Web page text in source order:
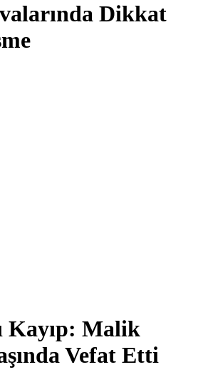
Dikkat
Kayıp: Malik
Vefat Etti